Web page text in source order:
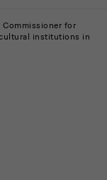
Commissioner for
institutions in